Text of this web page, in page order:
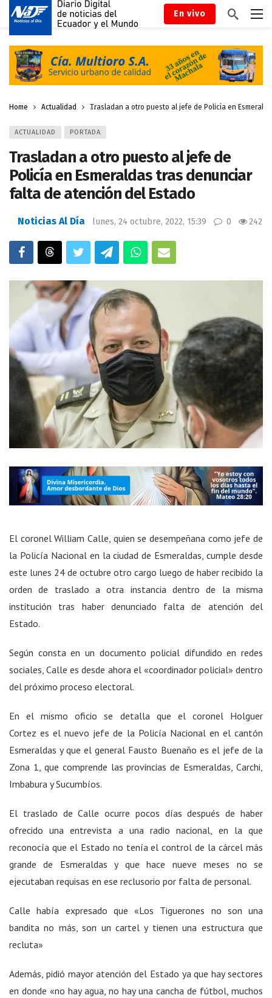
En vivo
Home Actualidad Trasladan a otro puesto al jefe de Policía en
ACTUALIDAD PORTADA
Trasladan a otro puesto al jefe de
Policía en Esmeraldas tras denunciar
falta de atención del Estado
Noticias Al Día lunes, 24 octubre, 2022, 15:39 0 242
El coronel William Calle, quien se desempeñana como jefe de
la Policía Nacional en la ciudad de Esmeraldas, cumple desde
este lunes 24 de octubre otro cargo luego de haber recibido la
orden de traslado a otra instancia dentro de la misma
institución tras haber denunciado falta de atención del
Estado.
Según consta en un documento policial difundido en redes
sociales, Calle es desde ahora el «coordinador policial» dentro
del próximo proceso electoral.
En el mismo oficio se detalla que el coronel Holguer
Cortez es el nuevo jefe de la Policía Nacional en el cantón
Esmeraldas y que el general Fausto Buenaño es el jefe de la
Zona 1, que comprende las provincias de Esmeraldas, Carchi,
Imbabura y Sucumbíos.
El traslado de Calle ocurre pocos días después de haber
ofrecido una entrevista a una radio nacional, en la que
reconocía que el Estado no tenía el control de la cárcel más
grande de Esmeraldas y que hace nueve meses no se
ejecutaban requisas en ese reclusorio por falta de personal.
Calle había expresado que «Los Tiguerones no son una
bandita no más, son un cartel y tienen una estructura que
recluta»
Además, pidió mayor atención del Estado ya que hay sectores
en donde «no hay agua, no hay una cancha de fútbol, muchos